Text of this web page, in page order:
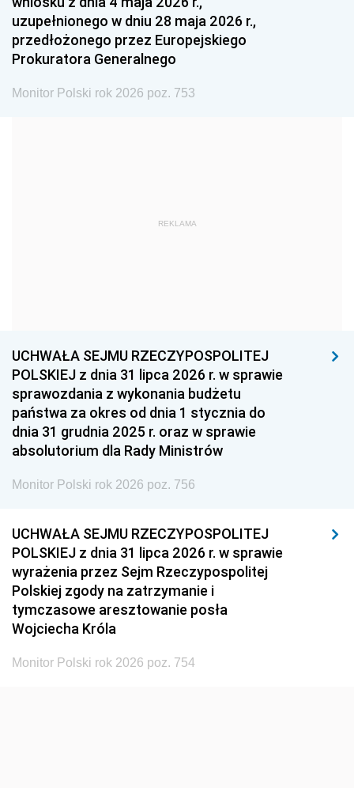
1981 1980 1979
1978 1977
1975 1974
1959
1939 1938 1937
1936 1930
uzupełnionego w dniu 28 maja 2026 r.,
przedłożonego przez Europejskiego
Prokuratora Generalnego
Monitor Polski rok 2026 poz. 753
REKLAMA
UCHWAŁA SEJMU RZECZYPOSPOLITEJ
POLSKIEJ z dnia 31 lipca 2026 r. w sprawie
sprawozdania z wykonania budżetu
państwa za okres od dnia 1 stycznia do
dnia 31 grudnia 2025 r. oraz w sprawie
absolutorium dla Rady Ministrów
Monitor Polski rok 2026 poz. 756
UCHWAŁA SEJMU RZECZYPOSPOLITEJ
POLSKIEJ z dnia 31 lipca 2026 r. w sprawie
wyrażenia przez Sejm Rzeczypospolitej
Polskiej zgody na zatrzymanie i
tymczasowe aresztowanie posła
Wojciecha Króla
Monitor Polski rok 2026 poz. 754